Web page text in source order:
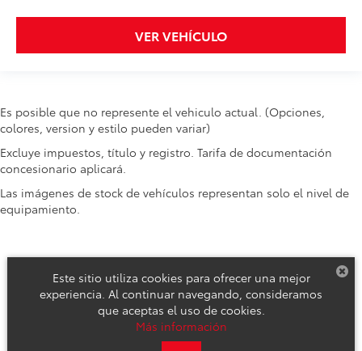
VER VEHÍCULO
Es posible que no represente el vehiculo actual. (Opciones,
colores, version y estilo pueden variar)
Excluye impuestos, título y registro. Tarifa de documentación
concesionario aplicará.
Las imágenes de stock de vehículos representan solo el nivel de
equipamiento.
Derechos de autor © 2026 por DealerOn Mapa del sitio
Este sitio utiliza cookies para ofrecer una mejor
experiencia. Al continuar navegando, consideramos
que aceptas el uso de cookies.
Más información